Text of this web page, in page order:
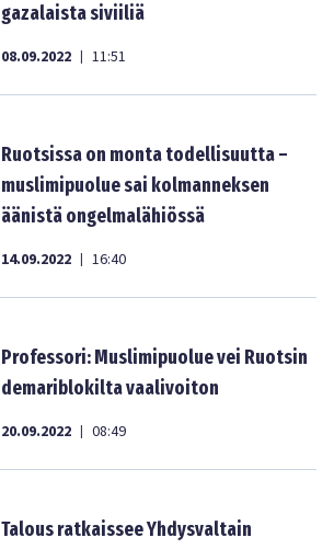
gazalaista siviiliä
08.09.2022 | 11:51
Ruotsissa on monta todellisuutta –
muslimipuolue sai kolmanneksen
äänistä ongelmalähiössä
14.09.2022 | 16:40
Professori: Muslimipuolue vei Ruotsin
demariblokilta vaalivoiton
20.09.2022 | 08:49
Talous ratkaissee Yhdysvaltain